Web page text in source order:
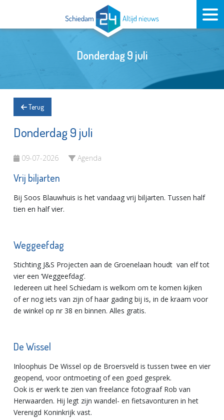
Donderdag 9 juli
Terug
Donderdag 9 juli
09-07-2026 Agenda
Vrij biljarten
Bij Soos Blauwhuis is het vandaag vrij biljarten. Tussen half
tien en half vier.
Weggeefdag
Stichting J&S Projecten aan de Groenelaan houdt van elf tot
vier een ‘Weggeefdag’.
Iedereen uit heel Schiedam is welkom om te komen kijken
of er nog iets van zijn of haar gading bij is, in de kraam voor
de winkel op nr 38 en binnen. Alles gratis.
De Wissel
Inloophuis De Wissel op de Broersveld is tussen twee en vier
geopend, voor ontmoeting of een goed gesprek.
Ook is er werk te zien van freelance fotograaf Rob van
Herwaarden. Hij legt zijn wandel- en fietsavonturen in het
Verenigd Koninkrijk vast.